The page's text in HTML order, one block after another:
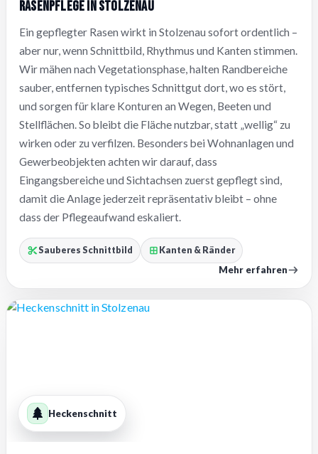
Rasenpflege in Stolzenau
Ein gepflegter Rasen wirkt in Stolzenau sofort ordentlich –
aber nur, wenn Schnittbild, Rhythmus und Kanten stimmen.
Wir mähen nach Vegetationsphase, halten Randbereiche
sauber, entfernen typisches Schnittgut dort, wo es stört,
und sorgen für klare Konturen an Wegen, Beeten und
Stellflächen. So bleibt die Fläche nutzbar, statt „wellig“ zu
wirken oder zu verfilzen. Besonders bei Wohnanlagen und
Gewerbeobjekten achten wir darauf, dass
Eingangsbereiche und Sichtachsen zuerst gepflegt sind,
damit die Anlage jederzeit repräsentativ bleibt – ohne
dass der Pflegeaufwand eskaliert.
Sauberes Schnittbild Kanten & Ränder
Mehr erfahren
Heckenschnitt